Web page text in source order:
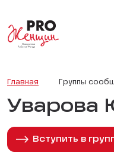
Главная Группы
Уварова
Вступить в